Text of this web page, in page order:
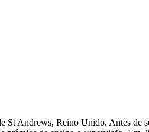
St Andrews, Reino Unido. Antes